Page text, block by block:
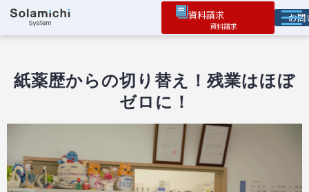
資料請求 お
サービス
オプション機能
お役立ち情報
導入事例
紙薬歴からの切り替え！残業はほぼ
ゼロに！